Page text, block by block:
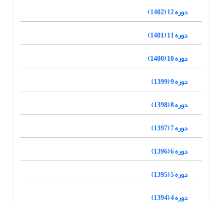
دوره 12 (1402)
دوره 11 (1401)
دوره 10 (1400)
دوره 9 (1399)
دوره 8 (1398)
دوره 7 (1397)
دوره 6 (1396)
دوره 5 (1395)
دوره 4 (1394)